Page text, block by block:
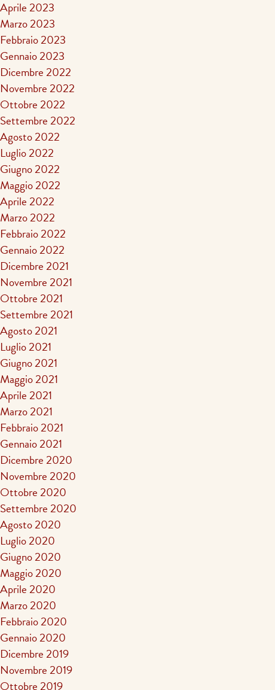
Aprile 2023
Marzo 2023
Febbraio 2023
Gennaio 2023
Dicembre 2022
Novembre 2022
Ottobre 2022
Settembre 2022
Agosto 2022
Luglio 2022
Giugno 2022
Maggio 2022
Aprile 2022
Marzo 2022
Febbraio 2022
Gennaio 2022
Dicembre 2021
Novembre 2021
Ottobre 2021
Settembre 2021
Agosto 2021
Luglio 2021
Giugno 2021
Maggio 2021
Aprile 2021
Marzo 2021
Febbraio 2021
Gennaio 2021
Dicembre 2020
Novembre 2020
Ottobre 2020
Settembre 2020
Agosto 2020
Luglio 2020
Giugno 2020
Maggio 2020
Aprile 2020
Marzo 2020
Febbraio 2020
Gennaio 2020
Dicembre 2019
Novembre 2019
Ottobre 2019